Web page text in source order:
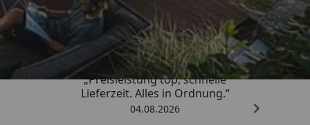
4,85/ 5
„Preisleistung top, schnelle
Lieferzeit. Alles in Ordnung.“
04.08.2026